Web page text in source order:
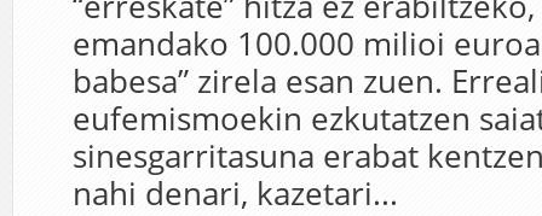
emandako 100.000 milioi
babesa” zirela esan zuen.
eufemismoekin ezkutatzen
sinesgarritasuna erabat
nahi denari, kazetari...